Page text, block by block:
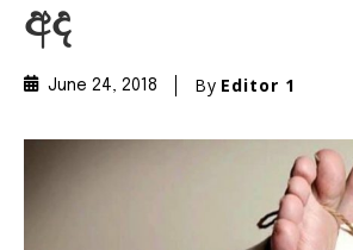
අද
June 24, 2018 By Editor 1